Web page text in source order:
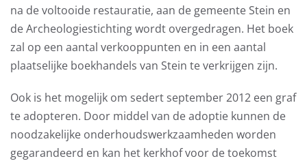
na de voltooide restauratie, aan de gemeente Stein en
de Archeologiestichting wordt overgedragen. Het boek
zal op een aantal verkooppunten en in een aantal
plaatselijke boekhandels van Stein te verkrijgen zijn.
Ook is het mogelijk om sedert september 2012 een graf
te adopteren. Door middel van de adoptie kunnen de
noodzakelijke onderhoudswerkzaamheden worden
gegarandeerd en kan het kerkhof voor de toekomst